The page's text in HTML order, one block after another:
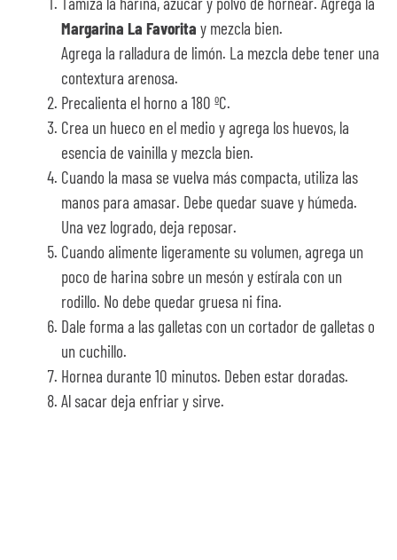
Margarina La Favorita y mezcla bien.
Agrega la ralladura de limón. La mezcla debe tener una
contextura arenosa.
Precalienta el horno a 180 ºC.
Crea un hueco en el medio y agrega los huevos, la
esencia de vainilla y mezcla bien.
Cuando la masa se vuelva más compacta, utiliza las
manos para amasar. Debe quedar suave y húmeda.
Una vez logrado, deja reposar.
Cuando alimente ligeramente su volumen, agrega un
poco de harina sobre un mesón y estírala con un
rodillo. No debe quedar gruesa ni fina.
Dale forma a las galletas con un cortador de galletas o
un cuchillo.
Hornea durante 10 minutos. Deben estar doradas.
Al sacar deja enfriar y sirve.